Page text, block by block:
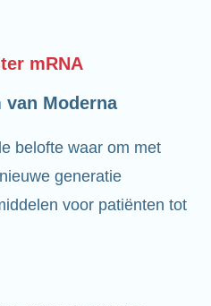
mRNA
van Moderna
belofte waar om met
generatie
voor patiënten tot